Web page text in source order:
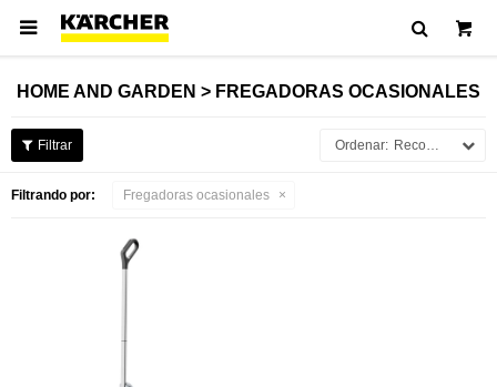

HOME AND GARDEN > FREGADORAS OCASIONALES
Recomendados
Filtrando por: Fregadoras ocasionales